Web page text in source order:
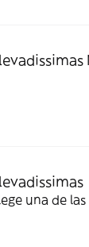
una de